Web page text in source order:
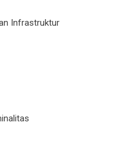
Infrastruktur